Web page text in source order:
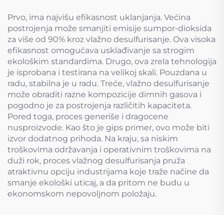
Prvo, ima najvišu efikasnost uklanjanja. Većina
postrojenja može smanjiti emisije sumpor-dioksida
za više od 90% kroz vlažno desulfurisanje. Ova visoka
efikasnost omogućava usklađivanje sa strogim
ekološkim standardima. Drugo, ova zrela tehnologija
je isprobana i testirana na velikoj skali. Pouzdana u
radu, stabilna je u radu. Treće, vlažno desulfurisanje
može obraditi razne kompozicije dimnih gasova i
pogodno je za postrojenja različitih kapaciteta.
Pored toga, proces generiše i dragocene
nusproizvode. Kao što je gips primer, ovo može biti
izvor dodatnog prihoda. Na kraju, sa niskim
troškovima održavanja i operativnim troškovima na
duži rok, proces vlažnog desulfurisanja pruža
atraktivnu opciju industrijama koje traže načine da
smanje ekološki uticaj, a da pritom ne budu u
ekonomskom nepovoljnom položaju.